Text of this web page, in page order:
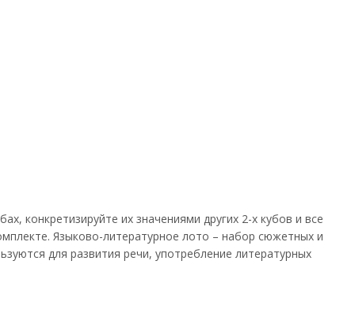
конкретизируйте их значениями других 2-х кубов и все
Языково-литературное лото – набор сюжетных и
для развития речи, употребление литературных